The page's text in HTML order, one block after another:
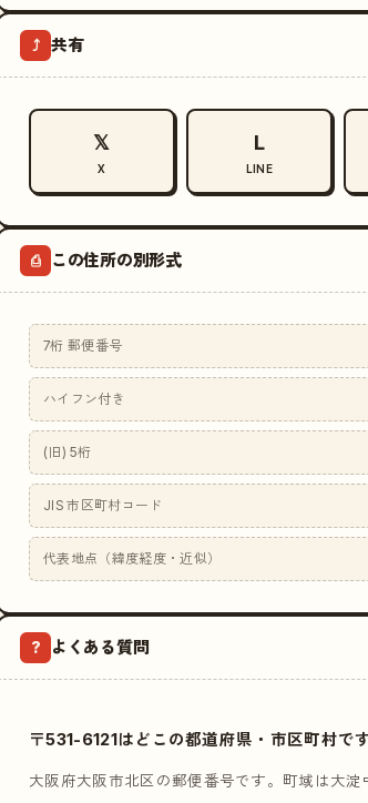
⤴ 共有
𝕏
X
L
LINE
⎙ この住所の別形式
7桁 郵便番号
ハイフン付き
(旧) 5桁
JIS 市区町村コード
代表地点（緯度経度・近似）
? よくある質問
〒531-6121はどこの都道府県・市区町村で
大阪府大阪市北区の郵便番号です。町域は大